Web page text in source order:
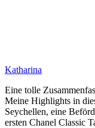
Katharina
Eine tolle
Meine Highlights in
Seychellen, eine
ersten Chanel Classic